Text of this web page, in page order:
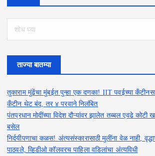
ताज्या बातम्या
तुकाराम मुंढेंचा मुंबईत पुन्हा एक दणका! IIT पवईच्या
कँटीन थेट बंद, तर ४ परवाने निलंबित
पंतप्रधान मोदींच्या विदेश दौऱ्यांवर झालेत तब्बल एवढे
बसेल
निर्दयीपणाचा कळस! अंत्यसंस्कारासाठी मुलींना वेळ नाही,
पाठवले, व्हिडीओ कॉलवरच पाहिला वडिलांचा अंत्यविधी